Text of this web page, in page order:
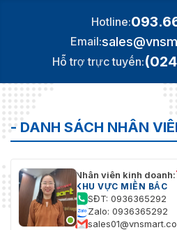
Hotline:
Email:
Hỗ trợ trực tuyến:
- DANH SÁCH NHÂN
Nhân viên kinh doanh:
KHU VỰC MIỀN BẮC
SĐT: 0936365292
Zalo: 0936365292